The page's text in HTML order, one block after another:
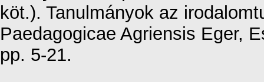
köt.). Tanulmányok az
Paedagogicae Agriensis Eger,
pp. 5-21.